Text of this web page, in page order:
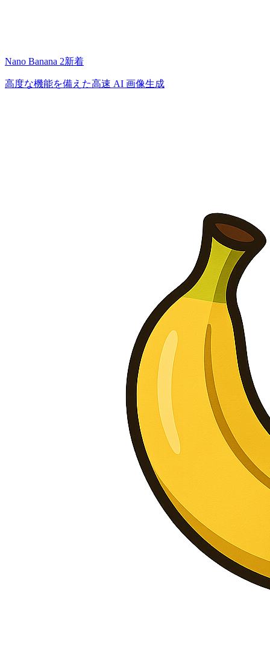
Nano Banana 2新着
高度な機能を備えた高速 AI 画像生成